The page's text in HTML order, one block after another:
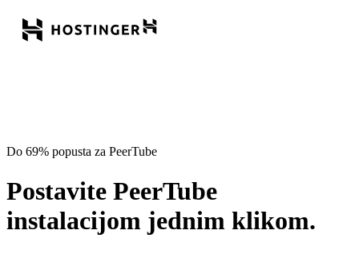
Do 69% popusta za PeerTube
Postavite PeerTube
instalacijom jednim klikom.